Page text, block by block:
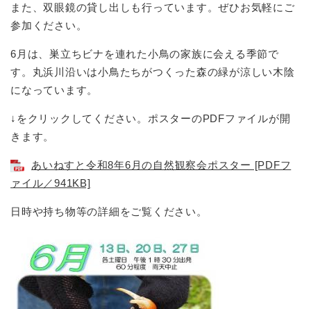
また、双眼鏡の貸し出しも行っています。ぜひお気軽にご
参加ください。
6月は、巣立ちビナを連れた小鳥の家族に会える季節で
す。丸浜川沿いは小鳥たちがつくった森の緑が涼しい木陰
になっています。
↓をクリックしてください。ポスターのPDFファイルが開
きます。
あいねすと令和8年6月の自然観察会ポスター [PDFフ
ァイル／941KB]
日時や持ち物等の詳細をご覧ください。